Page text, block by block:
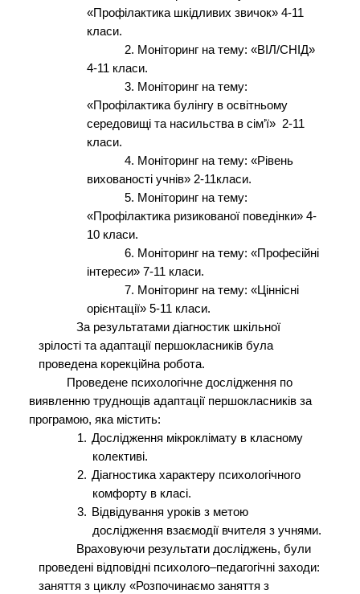
«Профілактика шкідливих звичок» 4-11
класи.
2. Моніторинг на тему: «ВІЛ/СНІД»
4-11 класи.
3. Моніторинг на тему:
«Профілактика булінгу в освітньому
середовищі та насильства в сім’ї» 2-11
класи.
4. Моніторинг на тему: «Рівень
вихованості учнів» 2-11класи.
5. Моніторинг на тему:
«Профілактика ризикованої поведінки» 4-
10 класи.
6. Моніторинг на тему: «Професійні
інтереси» 7-11 класи.
7. Моніторинг на тему: «Ціннісні
орієнтації» 5-11 класи.
За результатами діагностик шкільної
зрілості та адаптації першокласників була
проведена корекційна робота.
Проведене психологічне дослідження по
виявленню труднощів адаптації першокласників за
програмою, яка містить:
1. Дослідження мікроклімату в класному
колективі.
2. Діагностика характеру психологічного
комфорту в класі.
3. Відвідування уроків з метою
дослідження взаємодії вчителя з учнями.
Враховуючи результати досліджень, були
проведені відповідні психолого–педагогічні заходи:
заняття з циклу «Розпочинаємо заняття з